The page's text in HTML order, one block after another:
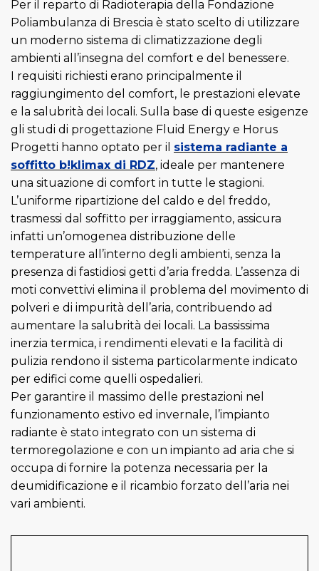
Per il reparto di Radioterapia della Fondazione
Poliambulanza di Brescia è stato scelto di utilizzare
un moderno sistema di climatizzazione degli
ambienti all’insegna del comfort e del benessere.
I requisiti richiesti erano principalmente il
raggiungimento del comfort, le prestazioni elevate
e la salubrità dei locali. Sulla base di queste esigenze
gli studi di progettazione Fluid Energy e Horus
Progetti hanno optato per il sistema radiante a
soffitto b!klimax di RDZ, ideale per mantenere
una situazione di comfort in tutte le stagioni.
L’uniforme ripartizione del caldo e del freddo,
trasmessi dal soffitto per irraggiamento, assicura
infatti un’omogenea distribuzione delle
temperature all’interno degli ambienti, senza la
presenza di fastidiosi getti d’aria fredda. L’assenza di
moti convettivi elimina il problema del movimento di
polveri e di impurità dell’aria, contribuendo ad
aumentare la salubrità dei locali. La bassissima
inerzia termica, i rendimenti elevati e la facilità di
pulizia rendono il sistema particolarmente indicato
per edifici come quelli ospedalieri.
Per garantire il massimo delle prestazioni nel
funzionamento estivo ed invernale, l’impianto
radiante è stato integrato con un sistema di
termoregolazione e con un impianto ad aria che si
occupa di fornire la potenza necessaria per la
deumidificazione e il ricambio forzato dell’aria nei
vari ambienti.